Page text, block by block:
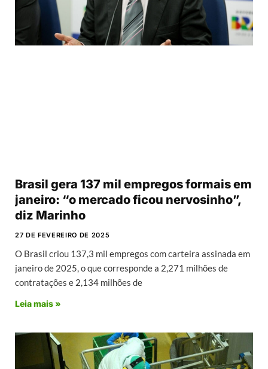
Brasil gera 137 mil empregos formais em
janeiro: “o mercado ficou nervosinho”,
diz Marinho
27 DE FEVEREIRO DE 2025
O Brasil criou 137,3 mil empregos com carteira assinada em
janeiro de 2025, o que corresponde a 2,271 milhões de
contratações e 2,134 milhões de
Leia mais »